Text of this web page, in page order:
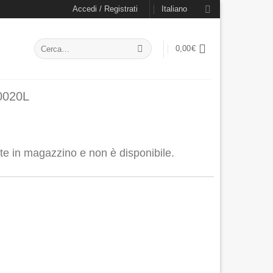
Accedi / Registrati Italiano
Cerca:
0,00€
in magazzino e non è disponibile.